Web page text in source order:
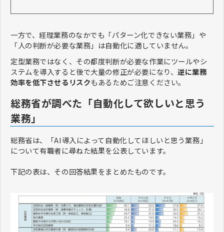
一方で、経理業務のなかでも「パターン化できない業務」や
「人の判断が必要な業務」は自動化に適していません。
定型業務ではなく、その都度判断が必要な作業にツールやシ
ステムを導入すると後で大量の修正が必要になり、逆に業務
効率を低下させるリスクもあるためご注意ください。
総務省が調べた「自動化して欲しいと思う
業務」
総務省は、「AI導入によって自動化してほしいと思う業務」
について有職者に尋ねた結果を公表しています。
下記の表は、その回答結果をまとめたものです。